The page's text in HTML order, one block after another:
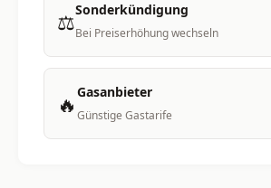
⚖️Sonderkündigung
Bei Preiserhöhung wechseln
🔥 Gasanbieter
Günstige Gastarife